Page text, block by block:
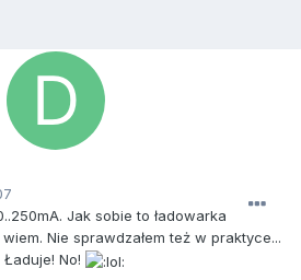
Jak sobie to ładowarka
Nie sprawdzałem też w praktyce...
No!